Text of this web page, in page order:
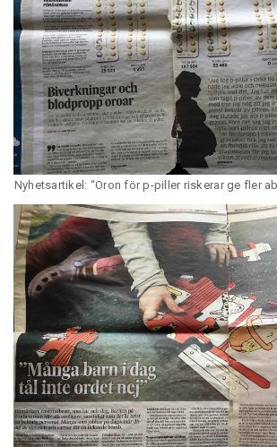
Nyhetsartikel: “Oron för p-piller riskerar ge fler